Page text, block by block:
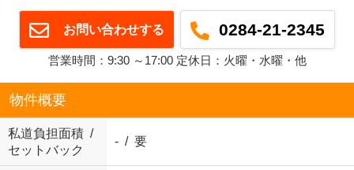
お問い合わせする 0284-21-2345
営業時間：9:30 ～17:00 定休日：火曜・水曜・他
物件概要
私道負担面積 /
セットバック
- / 要